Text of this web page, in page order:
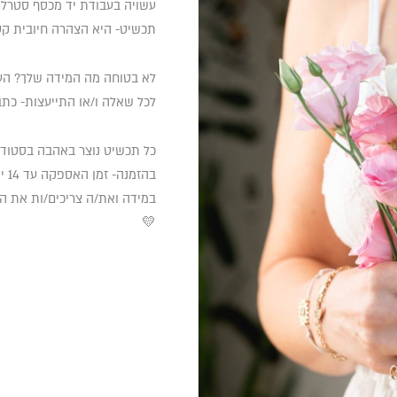
תכשיט- היא הצהרה חיובית
לא בטוחה מה המידה שלך?
לכל שאלה ו/או התייעצות-
כל תכשיט נוצר באהבה
בהזמנה- זמן האספקה עד 14 ימים.
במידה ואת/ה צריכים/ות את
💛